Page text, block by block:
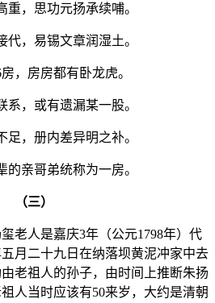
重，思功元扬承续哺。
代，易锡文章润湿土。
，房房都有卧龙虎。
系，或有遗漏某一股。
足，册内差异明之补。
的亲哥弟统称为一房。
（三）
老人是嘉庆3年（公元1798年）代
月二十九日在纳落坝黄泥冲家中去
老祖人的孙子，由时间上推断朱扬
人当时应该有50来岁，大约是清朝